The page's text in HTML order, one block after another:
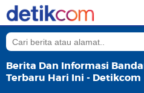
Berita Dan Informasi
Terbaru Hari Ini - Detikcom